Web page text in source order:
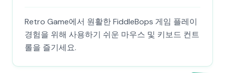
Retro Game에서 원활한 FiddleBops 게임 플레이
경험을 위해 사용하기 쉬운 마우스 및 키보드 컨트
롤을 즐기세요.